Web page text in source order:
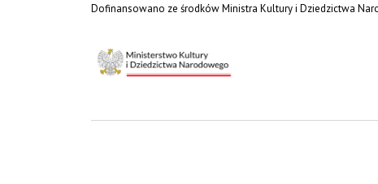
Dofinansowano ze środków Ministra Kultury i Dziedzictwa